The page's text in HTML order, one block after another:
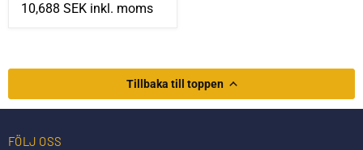
10,688 SEK inkl. moms
Tillbaka till toppen
FÖLJ OSS